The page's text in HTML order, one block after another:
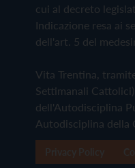
cui al decreto
Indicazione resa ai
dell'art. 5 del
Vita Trentina,
Settimanali
dell'Autodisciplina
Autodisciplina della